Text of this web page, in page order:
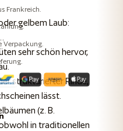
gelbem Laub:
sehr schön hervor,
strukturierter Rinde,
lässt.
(z. B.
in traditionellen
Frankreich.
Verpackung.